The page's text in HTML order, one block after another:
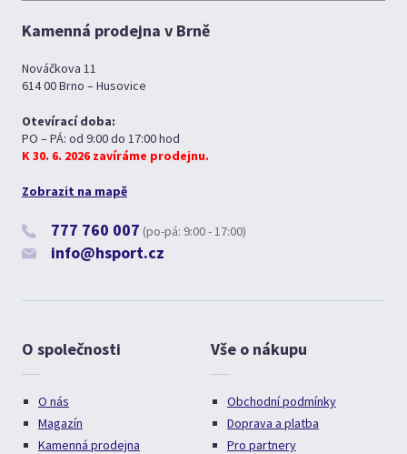
Kamenná prodejna v Brně
Nováčkova 11
614 00 Brno – Husovice
Otevírací doba:
PO – PÁ: od 9:00 do 17:00 hod
K 30. 6. 2026 zavíráme prodejnu.
Zobrazit na mapě
777 760 007 (po-pá: 9:00 - 17:00)
info@hsport.cz
O společnosti
O nás
Magazín
Kamenná prodejna
Vše o nákupu
Obchodní podmínky
Doprava a platba
Pro partnery